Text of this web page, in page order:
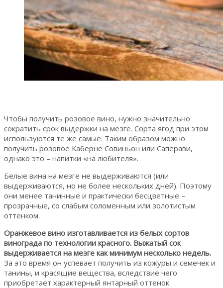
Чтобы получить розовое вино, нужно значительно
сократить срок выдержки на мезге. Сорта ягод при этом
используются те же самые. Таким образом можно
получить розовое Каберне Совиньон или Саперави,
однако это – напитки «на любителя».
Белые вина на мезге не выдерживаются (или
выдерживаются, но не более нескольких дней). Поэтому
они менее танинные и практически бесцветные –
прозрачные, со слабым соломенным или золотистым
оттенком.
Оранжевое вино изготавливается из белых сортов
винограда по технологии красного. Выжатый сок
выдерживается на мезге как минимум несколько недель.
За это время он успевает получить из кожуры и семечек и
танины, и красящие вещества, вследствие чего
приобретает характерный янтарный оттенок.